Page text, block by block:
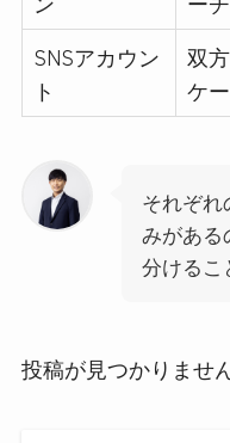
SNSアカウン
ト
双
ケ
それぞ
みがある
分けるこ
投稿が見つかりません